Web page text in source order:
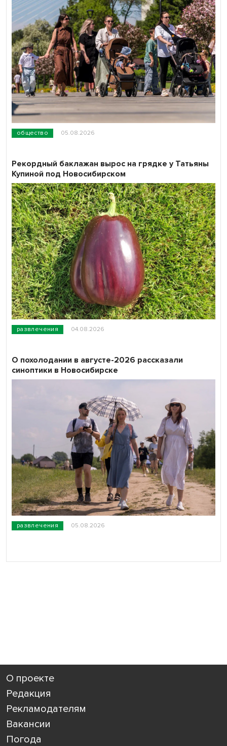
общество 05.08.2026
развлечения 04.08.2026
Рекордный баклажан вырос на грядке у Татьяны
Купиной под Новосибирском
развлечения 05.08.2026
О похолодании в августе-2026 рассказали
синоптики в Новосибирске
О проекте
Редакция
Рекламодателям
Вакансии
Погода